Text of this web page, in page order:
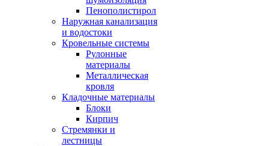
Пенополистирол
Наружная канализация
и водостоки
Кровельные системы
Рулонные
материалы
Металлическая
кровля
Кладочные материалы
Блоки
Кирпич
Стремянки и
лестницы